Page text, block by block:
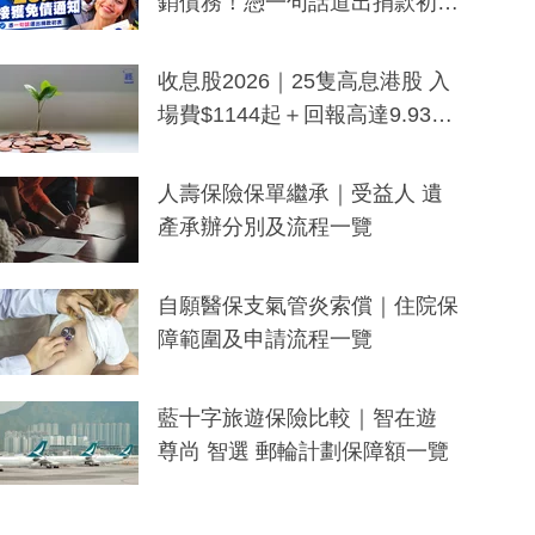
一度被誤當詐騙手段
收息股2026｜25隻高息港股 入
場費$1144起＋回報高達9.93
人壽保險保單繼承｜受益人 遺
產承辦分別及流程一覽
自願醫保支氣管炎索償｜住院保
障範圍及申請流程一覽
藍十字旅遊保險比較｜智在遊
尊尚 智選 郵輪計劃保障額一覽